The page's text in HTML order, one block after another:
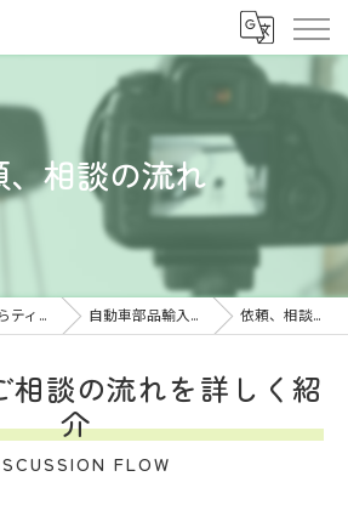
、相談の流れ
東京のカメラマンならティープロテック 自動車部品輸入輸出事業 依頼、相談の流れ
相談の流れを詳しく紹
介
FLOW